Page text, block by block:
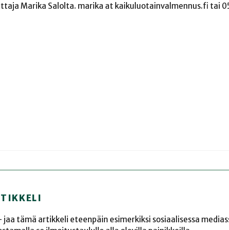
Marika Salolta. marika at kaikuluotainvalmennus.fi tai
tämä artikkeli eteenpäin esimerkiksi sosiaalisessa